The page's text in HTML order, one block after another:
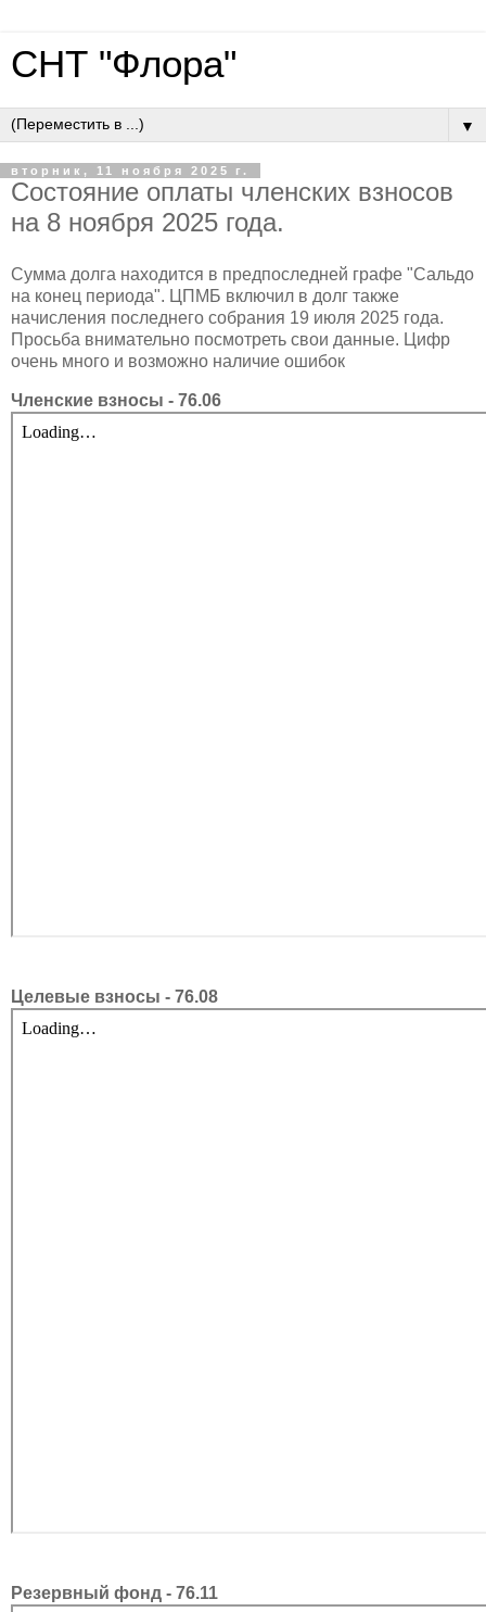
СНТ "Флора"
▼
вторник, 11 ноября 2025 г.
Состояние оплаты членских взносов
на 8 ноября 2025 года.
Сумма долга находится в предпоследней графе "Сальдо
на конец периода". ЦПМБ включил в долг также
начисления последнего собрания 19 июля 2025 года.
Просьба внимательно посмотреть свои данные. Цифр
очень много и возможно наличие ошибок
Членские взносы - 76.06
Целевые взносы - 76.08
Резервный фонд - 76.11